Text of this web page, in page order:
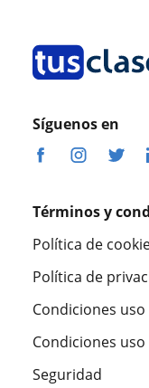
Síguenos en
Términos y
Política de
Política de
Condiciones
Condiciones
Seguridad